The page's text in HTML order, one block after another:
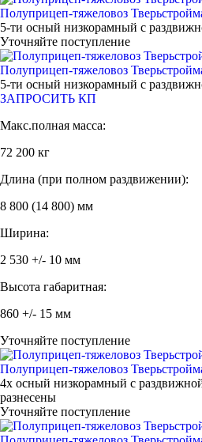
Полуприцеп-тяжеловоз
5-ти осный низкорамный с
Уточняйте поступление
Полуприцеп-тяжеловоз
5-ти осный низкорамный с
ЗАПРОСИТЬ КП
Макс.полная масса:
72 200 кг
Длина (при полном раздвижении):
8 800 (14 800) мм
Ширина:
2 530 +/- 10 мм
Высота габаритная:
860 +/- 15 мм
Уточняйте поступление
Полуприцеп-тяжеловоз
4х осный низкорамный с
разнесены
Уточняйте поступление